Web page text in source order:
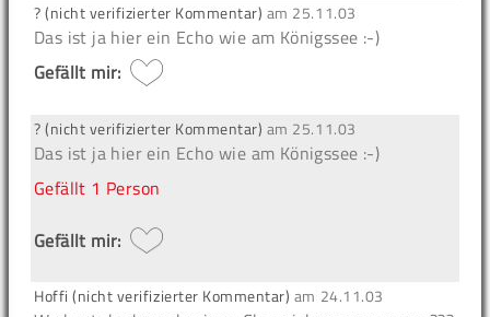
? (nicht verifizierter Kommentar) am 25.11.03
Das ist ja hier ein Echo wie am Königssee :-)
Gefällt mir:
? (nicht verifizierter Kommentar) am 25.11.03
Das ist ja hier ein Echo wie am Königssee :-)
Gefällt 1 Person
Gefällt mir:
Hoffi (nicht verifizierter Kommentar) am 24.11.03